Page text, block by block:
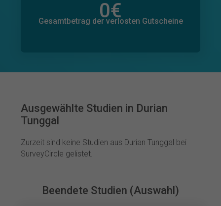
0€
Gesamtbetrag der verlosten Gutscheine
0€
Gesamtbetrag der zugesagten Spenden
Ausgewählte Studien in Durian
Tunggal
Zurzeit sind keine Studien aus Durian Tunggal bei
SurveyCircle gelistet.
Beendete Studien (Auswahl)